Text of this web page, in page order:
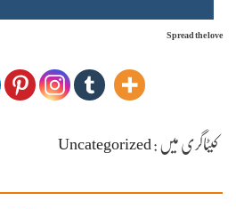
Spread the love
کیٹاگری میں : Uncategorized